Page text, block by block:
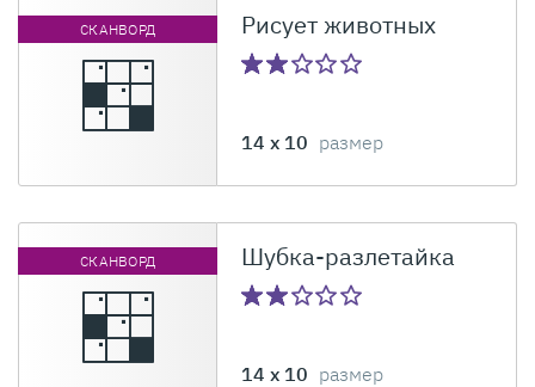
СКАНВОРД Рисует животных
14 x 10 размер
СКАНВОРД Шубка-разлетайка
14 x 10 размер